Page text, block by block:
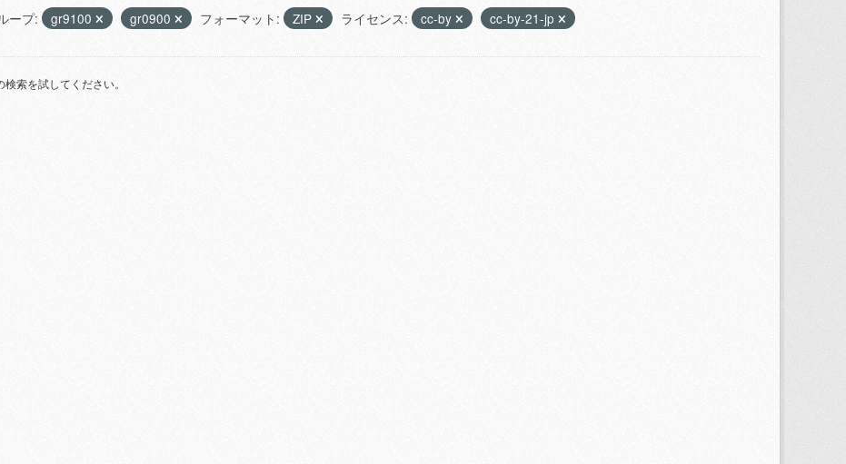
ープ: gr9100 gr0900 フォーマット: ZIP ライセンス: cc-by cc-by-21-jp
検索を試してください。